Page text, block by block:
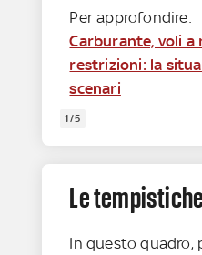
Per approfondire:
Carburante, voli a
restrizioni: la
scenari
1/5
Le tempistiche
In questo quadro,